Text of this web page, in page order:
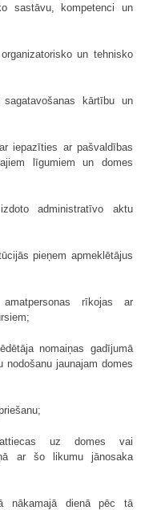
sastāvu, kompetenci un
un tehnisko
kārtību un
iepazīties ar pašvaldības
līgumiem un domes
administratīvo aktu
pieņem apmeklētājus
rīkojas ar
nomaiņas gadījumā
nodošanu jaunajam domes
uz domes vai
ar šo likumu jānosaka
nākamajā dienā pēc tā